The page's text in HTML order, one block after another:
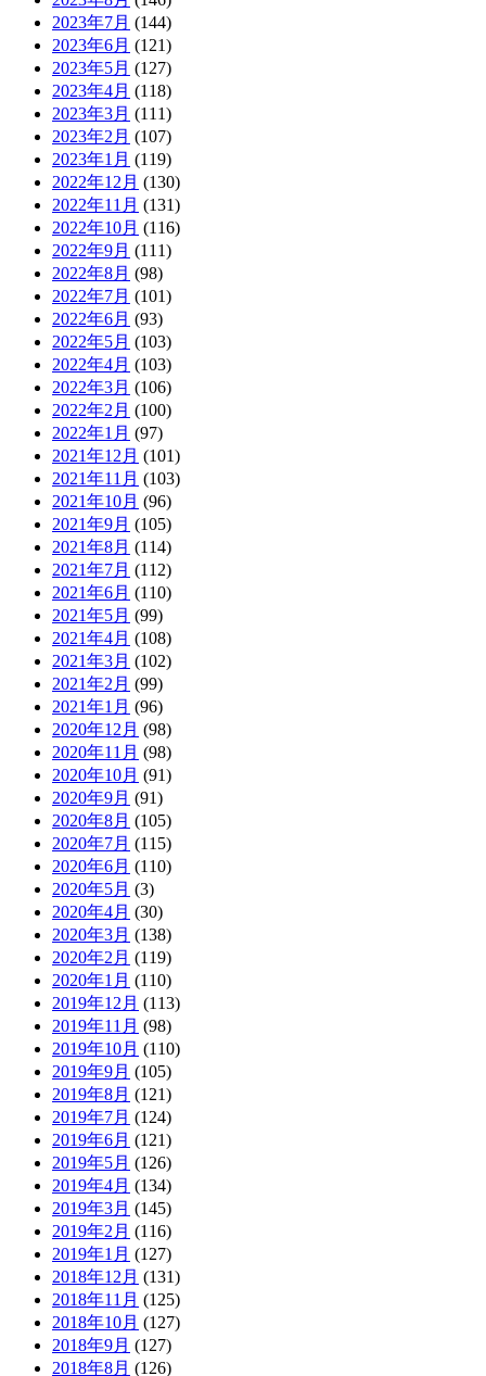
2023年7月 (144)
2023年6月 (121)
2023年5月 (127)
2023年4月 (118)
2023年3月 (111)
2023年2月 (107)
2023年1月 (119)
2022年12月 (130)
2022年11月 (131)
2022年10月 (116)
2022年9月 (111)
2022年8月 (98)
2022年7月 (101)
2022年6月 (93)
2022年5月 (103)
2022年4月 (103)
2022年3月 (106)
2022年2月 (100)
2022年1月 (97)
2021年12月 (101)
2021年11月 (103)
2021年10月 (96)
2021年9月 (105)
2021年8月 (114)
2021年7月 (112)
2021年6月 (110)
2021年5月 (99)
2021年4月 (108)
2021年3月 (102)
2021年2月 (99)
2021年1月 (96)
2020年12月 (98)
2020年11月 (98)
2020年10月 (91)
2020年9月 (91)
2020年8月 (105)
2020年7月 (115)
2020年6月 (110)
2020年5月 (3)
2020年4月 (30)
2020年3月 (138)
2020年2月 (119)
2020年1月 (110)
2019年12月 (113)
2019年11月 (98)
2019年10月 (110)
2019年9月 (105)
2019年8月 (121)
2019年7月 (124)
2019年6月 (121)
2019年5月 (126)
2019年4月 (134)
2019年3月 (145)
2019年2月 (116)
2019年1月 (127)
2018年12月 (131)
2018年11月 (125)
2018年10月 (127)
2018年9月 (127)
2018年8月 (126)